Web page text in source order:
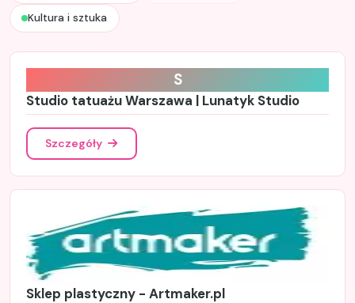
Kultura i sztuka
S
Studio tatuażu Warszawa | Lunatyk Studio
Szczegóły
Sklep plastyczny - Artmaker.pl